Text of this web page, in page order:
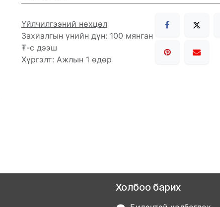
Үйлчилгээний нөхцөл
Захиалгын үнийн дүн: 100 мянган
₮-с дээш
Хүргэлт: Ажлын 1 өдөр
Холбоо барих